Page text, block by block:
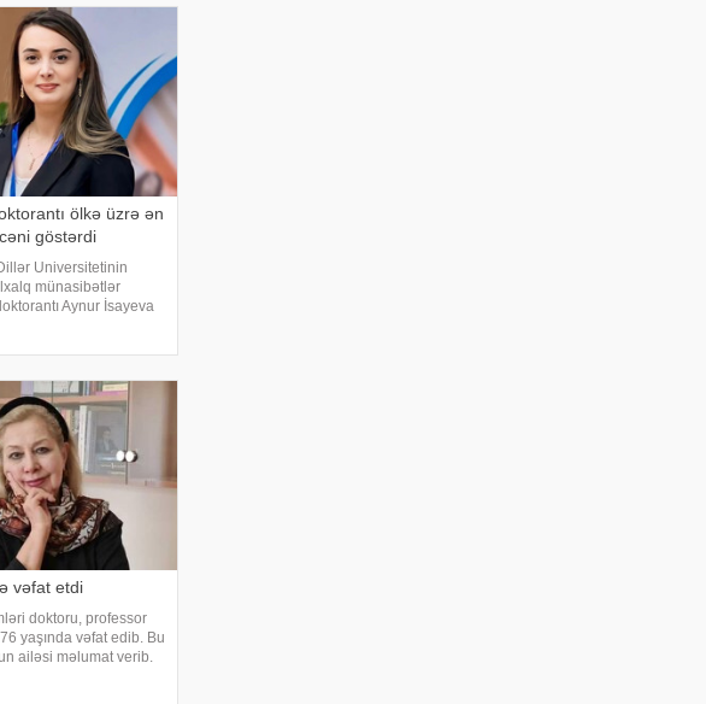
yerimnizi
ölkə üzrə ən
göstərdi
Universitetinin
münasibətlər
Aynur İsayeva
vəfat etdi
doktoru, professor
yaşında vəfat edib. Bu
ailəsi məlumat verib.